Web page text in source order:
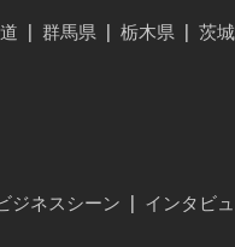
群馬県 栃木県 茨
ビジネスシーン
インタビ